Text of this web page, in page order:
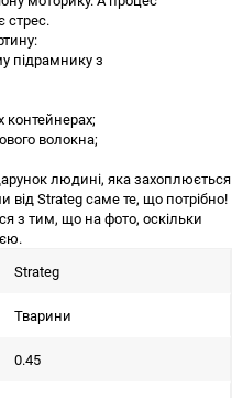
стрес.
підрамнику з
контейнерах;
волокна;
людині, яка захоплюється
Strateg саме те, що потрібно!
з тим, що на фото, оскільки
Strateg
Тварини
0.45